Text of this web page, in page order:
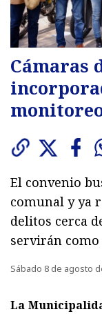
Cámaras
El convenio
comunal y ya
delitos cerca
servirán
Sábado 8 de agosto
La